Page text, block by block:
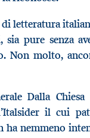
letteratura
sia pure senza
Non molto,
Dalla
il cui
ha nemmeno